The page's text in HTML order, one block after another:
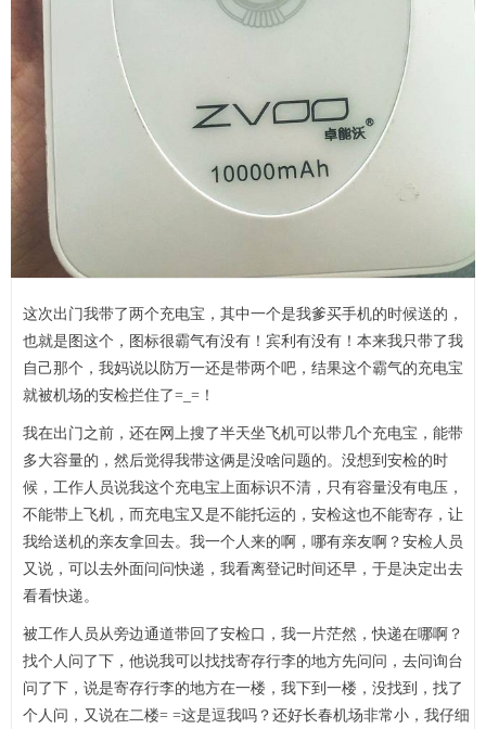
这次出门我带了两个充电宝，其中一个是我爹买手机的时候送的，
也就是图这个，图标很霸气有没有！宾利有没有！本来我只带了我
自己那个，我妈说以防万一还是带两个吧，结果这个霸气的充电宝
就被机场的安检拦住了=_=！
我在出门之前，还在网上搜了半天坐飞机可以带几个充电宝，能带
多大容量的，然后觉得我带这俩是没啥问题的。没想到安检的时
候，工作人员说我这个充电宝上面标识不清，只有容量没有电压，
不能带上飞机，而充电宝又是不能托运的，安检这也不能寄存，让
我给送机的亲友拿回去。我一个人来的啊，哪有亲友啊？安检人员
又说，可以去外面问问快递，我看离登记时间还早，于是决定出去
看看快递。
被工作人员从旁边通道带回了安检口，我一片茫然，快递在哪啊？
找个人问了下，他说我可以找找寄存行李的地方先问问，去问询台
问了下，说是寄存行李的地方在一楼，我下到一楼，没找到，找了
个人问，又说在二楼= =这是逗我吗？还好长春机场非常小，我仔细